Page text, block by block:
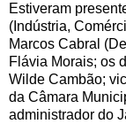
Estiveram
(Indústria,
Marcos Cabral
Flávia Morais; os
Wilde Cambão;
da Câmara
administrador do